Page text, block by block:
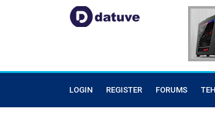
LOGIN REGISTER FORUMS